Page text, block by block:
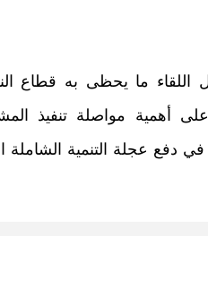
اللقاء ما يحظى به قطاع
على أهمية مواصلة تنفيذ
في دفع عجلة التنمية